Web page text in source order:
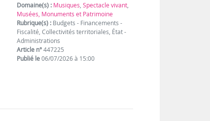
Domaine(s) : Musiques,Spectacle vivant,
Musées, Monuments et Patrimoine
Rubrique(s) : Budgets - Financements -
Fiscalité, Collectivités territoriales, État -
Administrations
Article n°447225
Publié le06/07/2026 à 15:00